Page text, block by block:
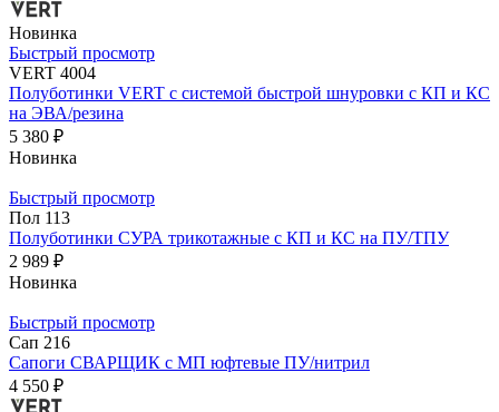
Новинка
Быстрый просмотр
VERT 4004
Полуботинки VERT с системой быстрой шнуровки с КП и КС
на ЭВА/резина
5 380 ₽
Новинка
Быстрый просмотр
Пол 113
Полуботинки СУРА трикотажные с КП и КС на ПУ/ТПУ
2 989 ₽
Новинка
Быстрый просмотр
Сап 216
Сапоги СВАРЩИК с МП юфтевые ПУ/нитрил
4 550 ₽